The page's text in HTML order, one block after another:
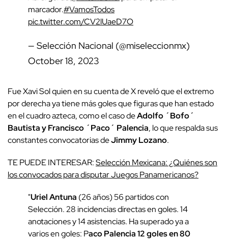
marcador.#VamosTodos
pic.twitter.com/CV2lUaeD7O
— Selección Nacional (@miseleccionmx)
October 18, 2023
Fue Xavi Sol quien en su cuenta de X reveló que el extremo
por derecha ya tiene más goles que figuras que han estado
en el cuadro azteca, como el caso deAdolfo ´Bofo´
Bautista y Francisco ´Paco´ Palencia, lo que respalda sus
constantes convocatorias deJimmy Lozano.
TE PUEDE INTERESAR:Selección Mexicana: ¿Quiénes son
los convocados para disputar Juegos Panamericanos?
"Uriel Antuna (26 años) 56 partidos con
Selección. 28 incidencias directas en goles. 14
anotaciones y 14 asistencias. Ha superado ya a
varios en goles: Paco Palencia 12 goles en 80